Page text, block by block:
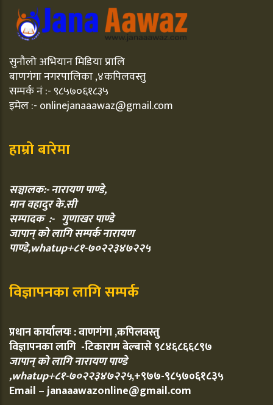
सुनौलो अभियान मिडिया प्रालि
बाणगंगा नगरपालिका ,४कपिलवस्तु
सम्पर्क नं :- ९८५७०६१८३५
इमेल :- onlinejanaaawaz@gmail.com
हाम्रो बारेमा
सञ्चालक:- नारायण पाण्डे,
मान वहादुर के.सी
सम्पादक :- गुणाखर पाण्डे
जापान् को लागि सम्पर्क नारायण
पाण्डे,whatup+८१-७०२२३४७२२५
विज्ञापनका लागि सम्पर्क
प्रधान कार्यालयः : वाणगंगा ,कपिलवस्तु
विज्ञापनका लागि -टिकाराम बेल्बासे ९८४६८६६८९७
जापान् को लागि नारायण पाण्डे
,whatup+८१-७०२२३४७२२५,+९७७-९८५७०६१८३५
Email – janaaawazonline@gmail.com